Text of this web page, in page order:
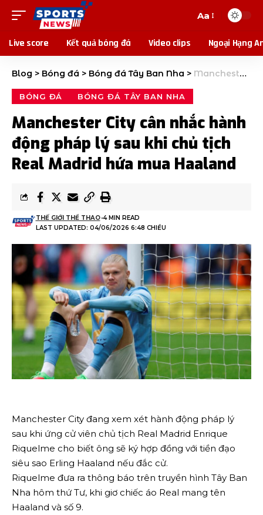
Aa
Live score Kết quả bóng đá Video clips Ngoại Hạng
Blog > Bóng đá > Bóng đá Tây Ban Nha > Manchester City cân nhắc hành động pháp lý sau khi chủ tịch Real Madrid hứa mua Haaland
BÓNG ĐÁ BÓNG ĐÁ TÂY BAN NHA
Manchester City cân nhắc hành
động pháp lý sau khi chủ tịch
Real Madrid hứa mua Haaland
LAST UPDATED: 04/06/2026 6:48 CHIỀU
THẾ GIỚI THỂ THAO 4 MIN READ
Manchester City đang xem xét hành động pháp lý
sau khi ứng cử viên chủ tịch Real Madrid Enrique
Riquelme cho biết ông sẽ ký hợp đồng với tiền đạo
siêu sao Erling Haaland nếu đắc cử.
Riquelme đưa ra thông báo trên truyền hình Tây Ban
Nha hôm thứ Tư, khi giơ chiếc áo Real mang tên
Haaland và số 9.